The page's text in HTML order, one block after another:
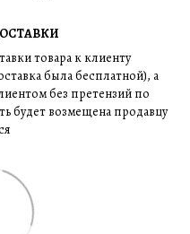
товара к клиенту
была бесплатной), а
без претензий по
будет возмещена продавцу